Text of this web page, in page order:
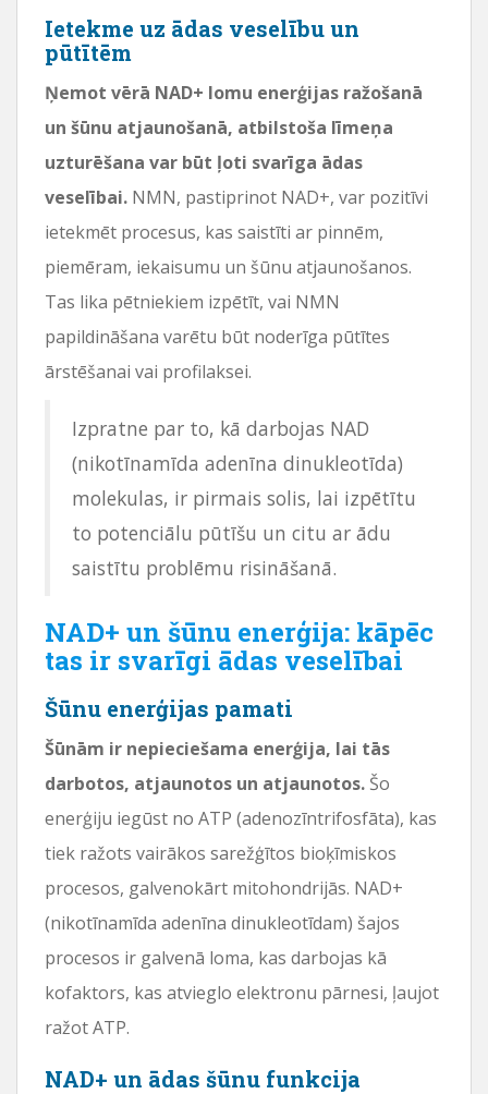
Ietekme uz ādas veselību un
pūtītēm
Ņemot vērā NAD+ lomu enerģijas ražošanā
un šūnu atjaunošanā, atbilstoša līmeņa
uzturēšana var būt ļoti svarīga ādas
veselībai. NMN, pastiprinot NAD+, var pozitīvi
ietekmēt procesus, kas saistīti ar pinnēm,
piemēram, iekaisumu un šūnu atjaunošanos.
Tas lika pētniekiem izpētīt, vai NMN
papildināšana varētu būt noderīga pūtītes
ārstēšanai vai profilaksei.
Izpratne par to, kā darbojas NAD
(nikotīnamīda adenīna dinukleotīda)
molekulas, ir pirmais solis, lai izpētītu
to potenciālu pūtīšu un citu ar ādu
saistītu problēmu risināšanā.
NAD+ un šūnu enerģija: kāpēc
tas ir svarīgi ādas veselībai
Šūnu enerģijas pamati
Šūnām ir nepieciešama enerģija, lai tās
darbotos, atjaunotos un atjaunotos. Šo
enerģiju iegūst no ATP (adenozīntrifosfāta), kas
tiek ražots vairākos sarežģītos bioķīmiskos
procesos, galvenokārt mitohondrijās. NAD+
(nikotīnamīda adenīna dinukleotīdam) šajos
procesos ir galvenā loma, kas darbojas kā
kofaktors, kas atvieglo elektronu pārnesi, ļaujot
ražot ATP.
NAD+ un ādas šūnu funkcija